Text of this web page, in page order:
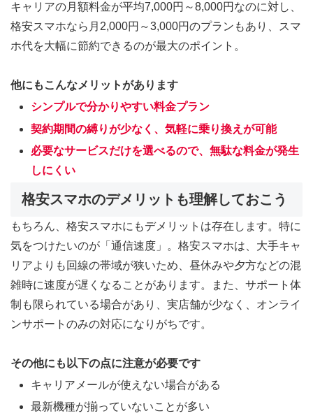
キャリアの月額料金が平均7,000円～8,000円なのに対し、
格安スマホなら月2,000円～3,000円のプランもあり、スマ
ホ代を大幅に節約できるのが最大のポイント。
他にもこんなメリットがあります
シンプルで分かりやすい料金プラン
契約期間の縛りが少なく、気軽に乗り換えが可能
必要なサービスだけを選べるので、無駄な料金が発生
しにくい
格安スマホのデメリットも理解しておこう
もちろん、格安スマホにもデメリットは存在します。特に
気をつけたいのが「通信速度」。格安スマホは、大手キャ
リアよりも回線の帯域が狭いため、昼休みや夕方などの混
雑時に速度が遅くなることがあります。また、サポート体
制も限られている場合があり、実店舗が少なく、オンライ
ンサポートのみの対応になりがちです。
その他にも以下の点に注意が必要です
キャリアメールが使えない場合がある
最新機種が揃っていないことが多い